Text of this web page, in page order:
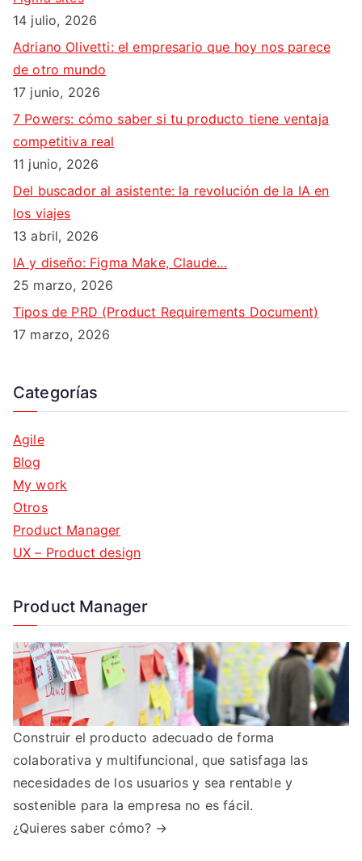
14 julio, 2026
Adriano Olivetti: el empresario que hoy nos parece
de otro mundo
17 junio, 2026
7 Powers: cómo saber si tu producto tiene ventaja
competitiva real
11 junio, 2026
Del buscador al asistente: la revolución de la IA en
los viajes
13 abril, 2026
IA y diseño: Figma Make, Claude…
25 marzo, 2026
Tipos de PRD (Product Requirements Document)
17 marzo, 2026
Categorías
Agile
Blog
My work
Otros
Product Manager
UX – Product design
Product Manager
Construir el producto adecuado de forma
colaborativa y multifuncional, que satisfaga las
necesidades de los usuarios y sea rentable y
sostenible para la empresa no es fácil.
¿Quieres saber cómo? →